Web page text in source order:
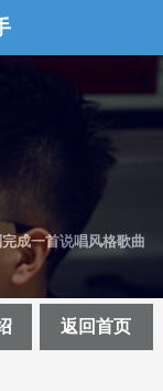
成一首说唱风格歌曲
返回首页